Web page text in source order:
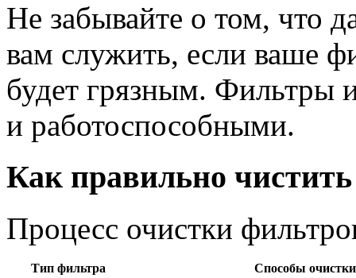
Не забывайте о том, что
вам служить, если ваше
будет грязным. Фильтры
и работоспособными.
Как правильно
Процесс очистки
Тип фильтра
Способы очистки